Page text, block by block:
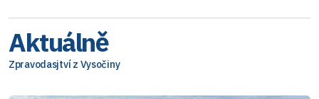
Aktuálně
Zpravodasjtví z Vysočiny